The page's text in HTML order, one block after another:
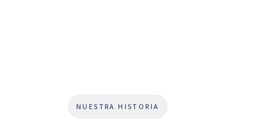
NUESTRA HISTORIA